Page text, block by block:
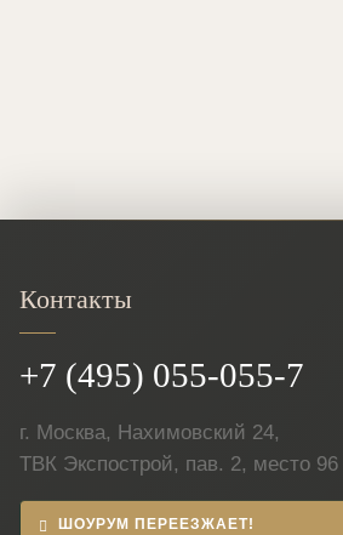
Контакты
+7 (495) 055-055-7
г. Москва, Нахимовский 24,
ТВК Экспострой, пав. 2, место 96
ШОУРУМ ПЕРЕЕЗЖАЕТ!